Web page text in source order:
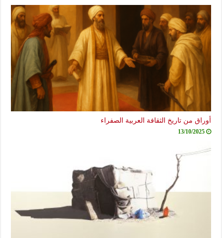
أوراق من تاريخ الثقافة العربية الصفراء
13/10/2025